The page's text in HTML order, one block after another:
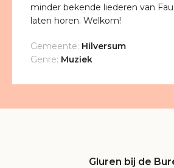
minder bekende liederen van
laten horen. Welkom!
Gemeente: Hilversum
Genre: Muziek
Gluren bij de